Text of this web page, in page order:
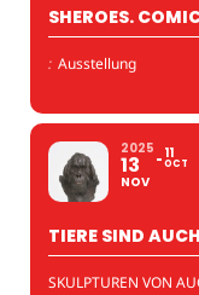
SHEROES.
: Ausstellung
2025
13
NOV
11
OCT
TIERE SIND
SKULPTUREN VON